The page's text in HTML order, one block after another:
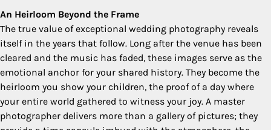
An Heirloom Beyond the Frame
The true value of exceptional wedding photography reveals
itself in the years that follow. Long after the venue has been
cleared and the music has faded, these images serve as the
emotional anchor for your shared history. They become the
heirloom you show your children, the proof of a day where
your entire world gathered to witness your joy. A master
photographer delivers more than a gallery of pictures; they